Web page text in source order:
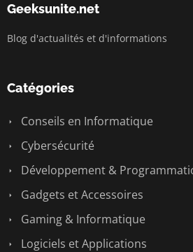
Geeksunite.net
Blog d'actualités et d'informations
Catégories
Conseils en Informatique
Cybersécurité
Développement &
Gadgets et Accessoires
Gaming & Informatique
Logiciels et Applications